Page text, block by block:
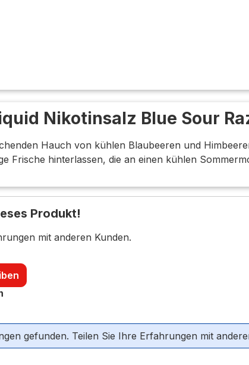
Nikotinsalz Blue Sour
Hauch von kühlen Blaubeeren und
Frische hinterlassen, die an einen kühlen
Produkt!
mit anderen Kunden.
von 0 von 5 Sternen
gefunden. Teilen Sie Ihre Erfahrungen mit